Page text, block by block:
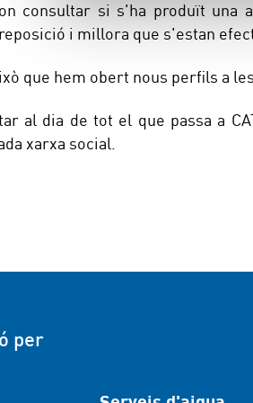
consultar si s'ha produït una
i millora que s'estan
que hem obert nous perfils a
al dia de tot el que passa a
xarxa social.
per